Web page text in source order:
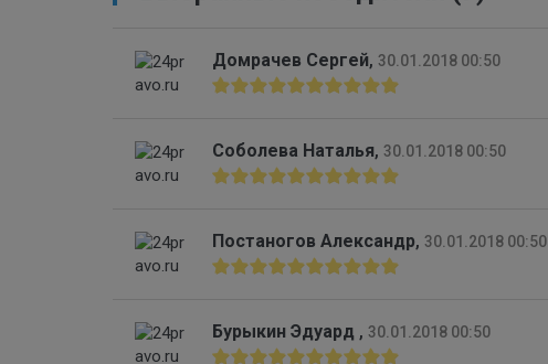
Домрачев Сергей, 30.01.2018 00:50
Соболева Наталья, 30.01.2018 00:50
Постаногов Александр, 30.01.2018 00:50
Бурыкин Эдуард , 30.01.2018 00:50